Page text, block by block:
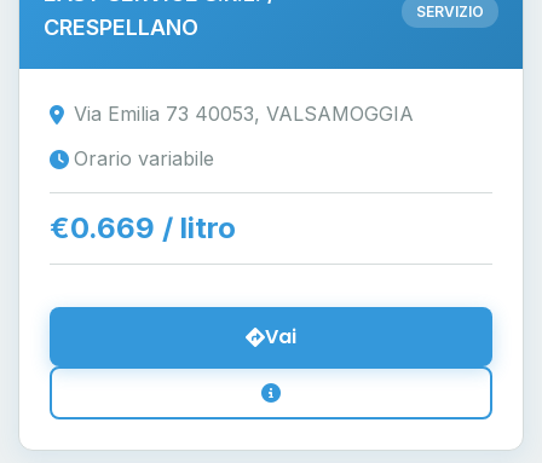
CRESPELLANO
SERVIZIO
Via Emilia 73 40053, VALSAMOGGIA
Orario variabile
€0.669 / litro
Vai